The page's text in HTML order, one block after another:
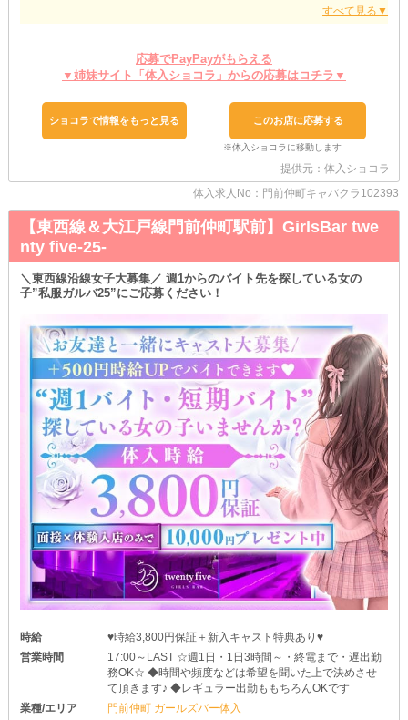
「頑張りたいのに、利益優先で思うように仕事ができない」
そんな不満を抱えている方は、ぜひ当店へ！
お客様とキャストの繋がりを大切にしているため、ムリに高いお酒
をすすめたり、雰囲気を悪くしたりするようなことはありません。
一流のマナー・おもてなしスキル・接客のコツなど、イチから全て
『大人』だからこそ楽しめる極上の空間で、忘れられない時間作り
学生さん・OLさん・Wワークさんなど、それぞれのライフスタイル
に合わせてお仕事が可能です。
勤務時間や曜日は随時、相談OK！
経験者さんは前店の待遇やお給料を考慮しますので、今以上に稼げ
る環境になれることをお約束いたします。
応募でPayPayがもらえる
▼姉妹サイト「体入ショコラ」からの応募はコチラ▼
ショコラで情報をもっと見る このお店に応募する
提供元：体入ショコラ
体入求人No：門前仲町キャバクラ102393
【東西線＆大江戸線門前仲町駅前】GirlsBar twe
nty five-25-
＼東西線沿線女子大募集／ 週1からのバイト先を探している女の
子”私服ガルバ25”にご応募ください！
時給
♥時給3,800円保証＋新入キャスト特典あり♥
営業時間
17:00～LAST ☆週1日・1日3時間～・終電まで・遅出勤
務OK☆ ◆時間や頻度などは希望を聞いた上で決めさせ
て頂きます♪ ◆レギュラー出勤ももちろんOKです
業種/エリア
門前仲町 ガールズバー体入